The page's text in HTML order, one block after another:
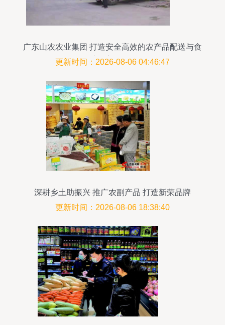
广东山农农业集团 打造安全高效的农产品配送与食
材供应链标杆
更新时间：2026-08-06 04:46:47
深耕乡土助振兴 推广农副产品 打造新荣品牌
更新时间：2026-08-06 18:38:40